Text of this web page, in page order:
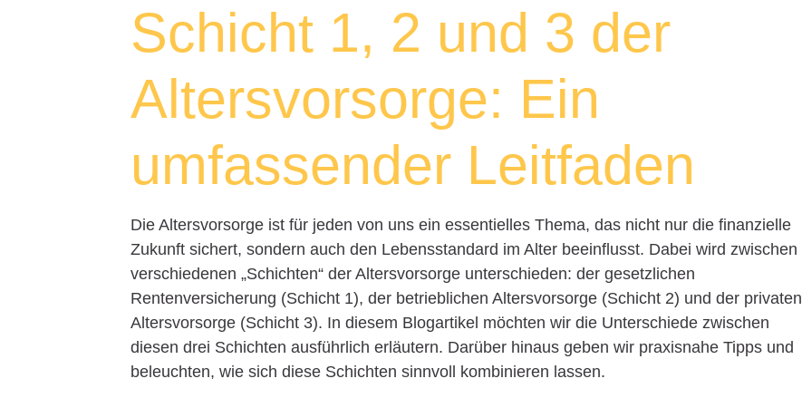
Schicht 1, 2 und 3 der
Altersvorsorge: Ein
umfassender Leitfaden
Die Altersvorsorge ist für jeden von uns ein essentielles Thema, das nicht nur die finanzielle
Zukunft sichert, sondern auch den Lebensstandard im Alter beeinflusst. Dabei wird zwischen
verschiedenen „Schichten“ der Altersvorsorge unterschieden: der gesetzlichen
Rentenversicherung (Schicht 1), der betrieblichen Altersvorsorge (Schicht 2) und der privaten
Altersvorsorge (Schicht 3). In diesem Blogartikel möchten wir die Unterschiede zwischen
diesen drei Schichten ausführlich erläutern. Darüber hinaus geben wir praxisnahe Tipps und
beleuchten, wie sich diese Schichten sinnvoll kombinieren lassen.